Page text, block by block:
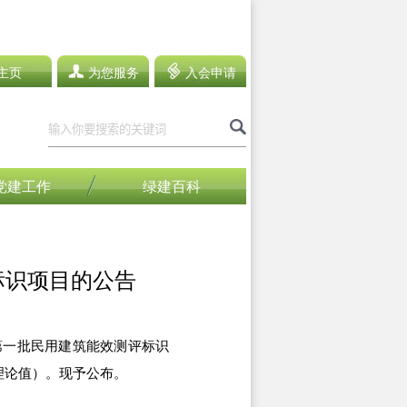
页 为您服务 入会申请
建工作 绿建百科
项目的公告
批民用建筑能效测评标识
值）。现予公布。